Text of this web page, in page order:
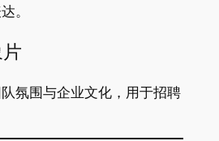
。
氛围与企业文化，用于招聘